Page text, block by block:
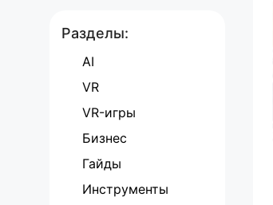
Разделы:
AI
VR
VR-игры
Бизнес
Гайды
Инструменты